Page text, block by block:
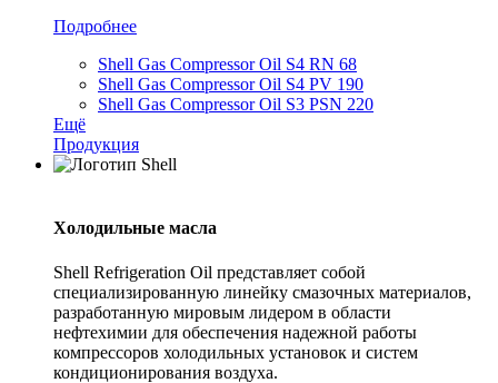
Подробнее
Shell Gas Compressor Oil S4 RN 68
Shell Gas Compressor Oil S4 PV 190
Shell Gas Compressor Oil S3 PSN 220
Ещё
Продукция
Холодильные масла
Shell Refrigeration Oil представляет собой
специализированную линейку смазочных материалов,
разработанную мировым лидером в области
нефтехимии для обеспечения надежной работы
компрессоров холодильных установок и систем
кондиционирования воздуха.